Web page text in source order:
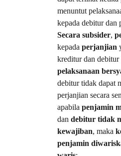
menuntut
kepada debitur dan
Secara subsider,
kepada perjanjian
kreditur dan debitur
pelaksanaan
debitur tidak dapat
perjanjian secara
apabila penjamin
dan debitur tidak
kewajiban, maka
penjamin